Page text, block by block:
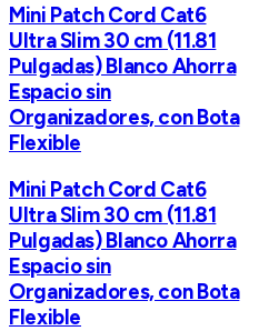
Mini Patch Cord Cat6
Ultra Slim 30 cm (11.81
Pulgadas) Blanco Ahorra
Espacio sin
Organizadores, con Bota
Flexible
Mini Patch Cord Cat6
Ultra Slim 30 cm (11.81
Pulgadas) Blanco Ahorra
Espacio sin
Organizadores, con Bota
Flexible